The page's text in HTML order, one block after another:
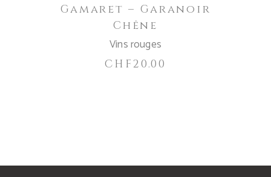
Gamaret – Garanoir
Chêne
Vins rouges
CHF20.00